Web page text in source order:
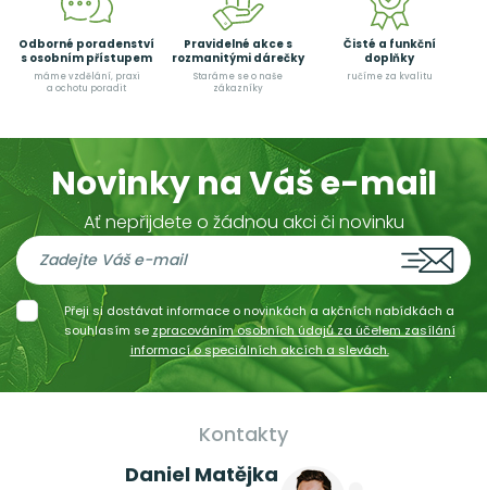
Odborné poradenství
s osobním přístupem
máme vzdělání, praxi
a ochotu poradit
Pravidelné akce s
rozmanitými dárečky
Staráme se o naše
zákazníky
Čisté a funkční
doplňky
ručíme za kvalitu
Novinky na Váš e-mail
Ať nepřijdete o žádnou akci či novinku
Přeji si dostávat informace o novinkách a akčních nabídkách a
souhlasím se zpracováním osobních údajů za účelem zasílání
informací o speciálních akcích a slevách.
Kontakty
Daniel Matějka